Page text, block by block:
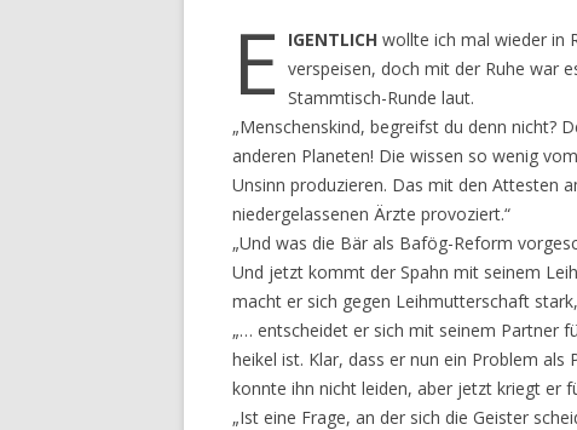
E IGENTLICH wollte ich mal wieder in
verspeisen, doch mit der Ruhe war
Stammtisch-Runde laut.
„Menschenskind, begreifst du denn nicht?
anderen Planeten! Die wissen so wenig
Unsinn produzieren. Das mit den Attesten
niedergelassenen Ärzte provoziert.“
„Und was die Bär als Bafög-Reform
Und jetzt kommt der Spahn mit seinem
macht er sich gegen Leihmutterschaft
„… entscheidet er sich mit seinem Partner
heikel ist. Klar, dass er nun ein Problem
konnte ihn nicht leiden, aber jetzt kriegt er
„Ist eine Frage, an der sich die Geister